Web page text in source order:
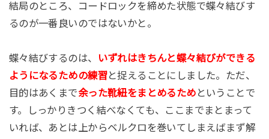
結局のところ、コードロックを締めた状態で蝶々結びす
るのが一番良いのではないかと。
蝶々結びするのは、
いずれはきちんと蝶々結びができる
ようになるための練習と捉えることにしました。ただ、
目的はあくまで余った靴紐をまとめるため ということで
す。しっかりきつく結べなくても、ここまでまとまって
いれば、あとは上からベルクロを巻いてしまえばまず解